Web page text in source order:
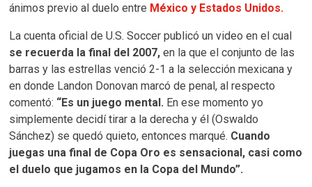
ánimos previo al duelo entre México y Estados Unidos.
La cuenta oficial de U.S. Soccer publicó un video en el cual
se recuerda la final del 2007, en la que el conjunto de las
barras y las estrellas venció 2-1 a la selección mexicana y
en donde Landon Donovan marcó de penal, al respecto
comentó: “Es un juego mental. En ese momento yo
simplemente decidí tirar a la derecha y él (Oswaldo
Sánchez) se quedó quieto, entonces marqué. Cuando
juegas una final de Copa Oro es sensacional, casi como
el duelo que jugamos en la Copa del Mundo”.